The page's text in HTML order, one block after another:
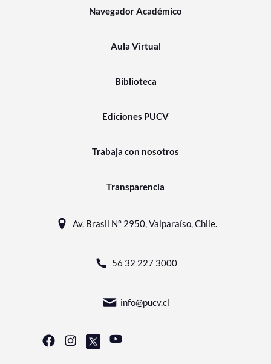
Navegador Académico
Aula Virtual
Biblioteca
Ediciones PUCV
Trabaja con nosotros
Transparencia
Av. Brasil N° 2950, Valparaíso, Chile.
56 32 227 3000
info@pucv.cl